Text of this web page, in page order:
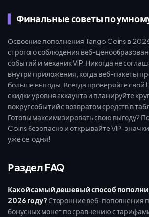
Финальные советы по
Освоение пополнения Tango Coins в 2026
строгого соблюдения веб-
событий и механик VIP. Никогда не
внутри приложения, когда веб-пакеты
больше выгоды. Всегда проверяйте свой
скидки уровня аккаунта и планируйте
вокруг событий с возвратом средств в
Готовы максимизировать свою выгоду?
Coins безопасно и открывайте VIP-
уже сегодня!
Раздел FAQ
Какой самый дешевый способ
2026 году? Сторонние веб-пополнения
бонусных монет по сравнению с